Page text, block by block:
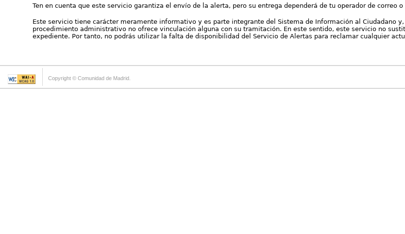
Ten en cuenta que este servicio garantiza el envío de la alerta, pero su entrega dependerá de tu operador de correo
Este servicio tiene carácter meramente informativo y es parte integrante del Sistema de Información al Ciudadano
procedimiento administrativo no ofrece vinculación alguna con su tramitación. En este sentido, este servicio no
expediente. Por tanto, no podrás utilizar la falta de disponibilidad del Servicio de Alertas para reclamar cualquier
Copyright © Comunidad de Madrid.